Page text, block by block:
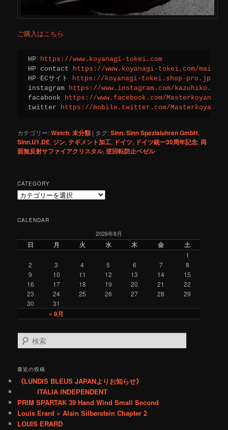
ご購入はこちら
HP https://www.koyanagi-tokei.com
HP contact https://www.koyanagi-tokei.com/
HP ECサイト https://koyanagi-tokei.shop-pro.jp/
instagram https://www.instagram.com/
facabook https://www.facebook.com/Masterkoyanagi/
twitter https://mobile.twitter.com/Masterkoyanagi
カテゴリー:Watch,未分類 | タグ:Sinn,Sinn Spezialuhren GmbH,
Sinn.U1.DE, ジン,テギメント加工, ドイツ, ドイツ統一30周年記念,両
面無反射サファイアクリスタル,逆回転防止ベゼル
CATEGORY
C
e
r
CALENDAR
2026年8月
日 月 火 水 木 金 土
« 8月
1
2
3 4 5 6 7
8
9
10 11 12 13 14
15
16
17 18 19 20 21
22
23
24 25 26 27 28
29
30
31
検
索
最近の投稿
《LUNDIS BLEUS JAPANよりお知らせ》
ITALIA INDEPENDENT
PRIM SPARTAK 39 Hand Wind Small Second
Louis Erard × Alain Silberstein Chapter 2
LOUIS ERARD